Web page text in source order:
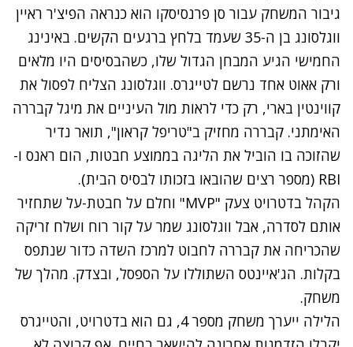
גיבור המשחק עבור סן פרנסיסקו הוא כנראה הפיצ'ר ראיין
ווגלסונג בן ה-35 שעמד בלחץ ברגעים הקשים. באינינג
החמישי הגיע המבחן הגדול שלו, כשהבסיסים היו מלאים
ורק אאוט אחד נרשם לטייגרס. ווגלסונג הצליח לפסול את
קווינטין בארי, רק כדי לראות מול העיניים את מיגל קבררה
האימתני. קבררה מחזיק ב"טריפל קראון", תואר נדיר
שהזוכה בו הוביל את הליגה בממוצע חבטות, הום ראנס ו-
RBI (מספר רצים שהובאו בזכותו לבסיס הבית).
הקהל בדטרויט צעק "MVP" וחלם על חבטת-על שתחזיר
אותם לסדרה, אבל ווגלסונג שמר על קור רוח ושלח זריקה
שהכריחה את קבררה לחבוט למרכז השדה כדור שנתפס
בקלות. הג'איינטס השתוללו על הספסל, ובצדק. מהלך של
משחק.
הלילה ייערך משחק מספר 4, גם הוא בדטרויט, והטייגרס